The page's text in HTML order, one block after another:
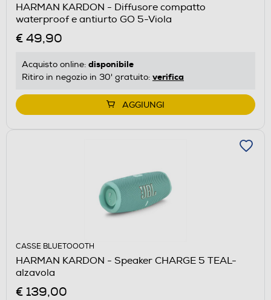
HARMAN KARDON - Diffusore compatto
waterproof e antiurto GO 5-Viola
€ 49,90
Acquisto online: disponibile
Ritiro in negozio in 30' gratuito: verifica
AGGIUNGI
CASSE BLUETOOOTH
HARMAN KARDON - Speaker CHARGE 5 TEAL-
alzavola
€ 139,00